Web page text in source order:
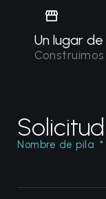
Un lugar
Solicitud
Nombre de pila